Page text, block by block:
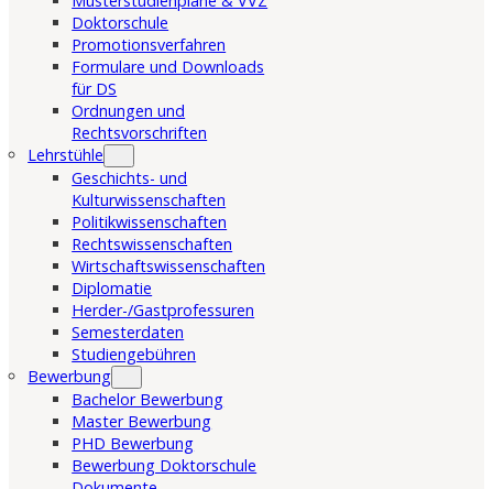
Doktorschule
Promotionsverfahren
Formulare und Downloads
für DS
Ordnungen und
Rechtsvorschriften
Lehrstühle
Geschichts- und
Kulturwissenschaften
Politikwissenschaften
Rechtswissenschaften
Wirtschaftswissenschaften
Diplomatie
Herder-/Gastprofessuren
Semesterdaten
Studiengebühren
Bewerbung
Bachelor Bewerbung
Master Bewerbung
PHD Bewerbung
Bewerbung Doktorschule